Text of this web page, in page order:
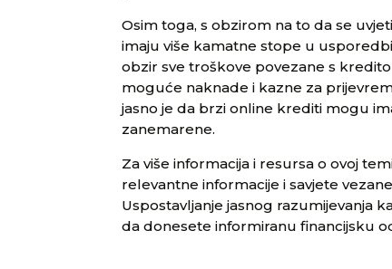
Osim toga, s obzirom na to da se
imaju više kamatne stope u
obzir sve troškove povezane s
moguće naknade i kazne za
jasno je da brzi online krediti mogu
zanemarene.
Za više informacija i resursa o ovoj
relevantne informacije i savjete
Uspostavljanje jasnog razumijevanja
da donesete informiranu financijsku